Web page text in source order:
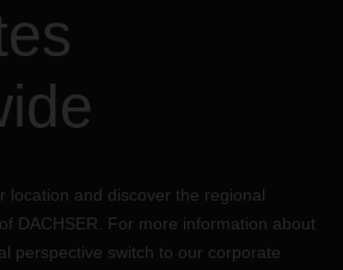
location and discover the regional
DACHSER. For more information about
perspective switch to our corporate